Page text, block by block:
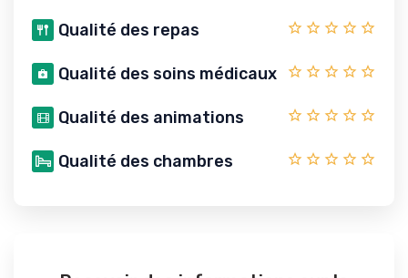
Qualité des repas
Qualité des soins médicaux
Qualité des animations
Qualité des chambres